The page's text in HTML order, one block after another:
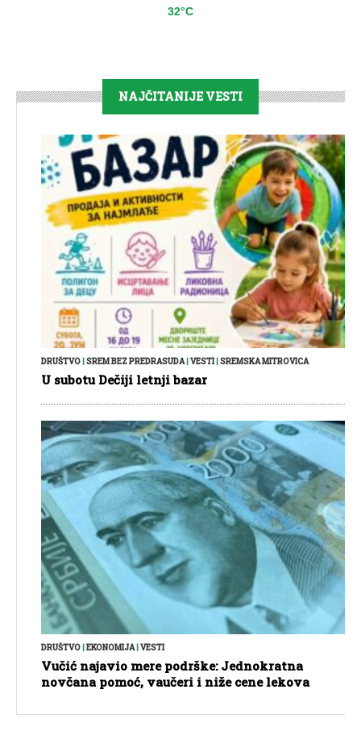
32°C
NAJČITANIJE VESTI
DRUŠTVO SREM BEZ PREDRASUDA| VESTI| SREMSKA MITROVICA
U subotu Dečiji letnji bazar
DRUŠTVO EKONOMIJA| VESTI
Vučić najavio mere podrške: Jednokratna
novčana pomoć, vaučeri i niže cene lekova